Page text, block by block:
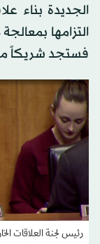
الجديدة بناء
التزامها
فستجد شريكاً
رئيس لجنة العلاقات